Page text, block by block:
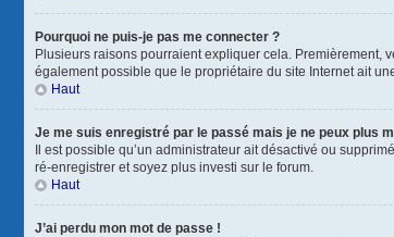
Pourquoi ne puis-je pas me connecter ?
Plusieurs raisons pourraient expliquer cela. Premièrement,
également possible que le propriétaire du site Internet ait
Haut
Je me suis enregistré par le passé mais je ne peux plus
Il est possible qu’un administrateur ait désactivé ou
ré-enregistrer et soyez plus investi sur le forum.
Haut
J’ai perdu mon mot de passe !